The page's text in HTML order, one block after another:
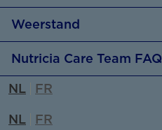
Baby weigert fles
Weerstand
Weerstand
Nutricia Care Team FAQ
NL FR
NL FR